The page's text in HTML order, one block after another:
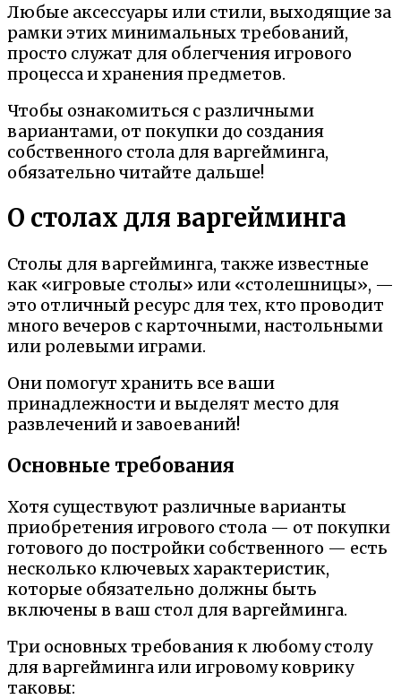
Любые аксессуары или стили, выходящие за
рамки этих минимальных требований,
просто служат для облегчения игрового
процесса и хранения предметов.
Чтобы ознакомиться с различными
вариантами, от покупки до создания
собственного стола для варгейминга,
обязательно читайте дальше!
О столах для варгейминга
Столы для варгейминга, также известные
как «игровые столы» или «столешницы», —
это отличный ресурс для тех, кто проводит
много вечеров с карточными, настольными
или ролевыми играми.
Они помогут хранить все ваши
принадлежности и выделят место для
развлечений и завоеваний!
Основные требования
Хотя существуют различные варианты
приобретения игрового стола — от покупки
готового до постройки собственного — есть
несколько ключевых характеристик,
которые обязательно должны быть
включены в ваш стол для варгейминга.
Три основных требования к любому столу
для варгейминга или игровому коврику
таковы: